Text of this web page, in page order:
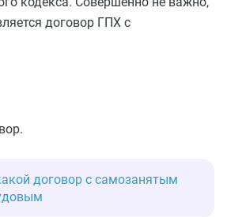
договор ГПХ с
договор с самозанятым